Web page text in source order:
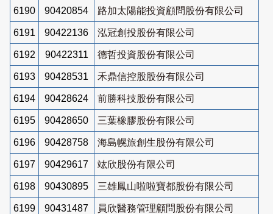
6190 90420854 路加太陽能投資顧問股份有限公司
6191 90422136 泓冠創投股份有限公司
6192 90422311 德哲投資股份有限公司
6193 90428531 禾鼎信控股股份有限公司
6194 90428624 前勝科技股份有限公司
6195 90428650 三葉橡膠股份有限公司
6196 90428758 海島幌旅創生股份有限公司
6197 90429617 竑欣股份有限公司
6198 90430895 三雄鳳山啦啦寶都股份有限公司
6199 90431487 員欣醫務管理顧問股份有限公司